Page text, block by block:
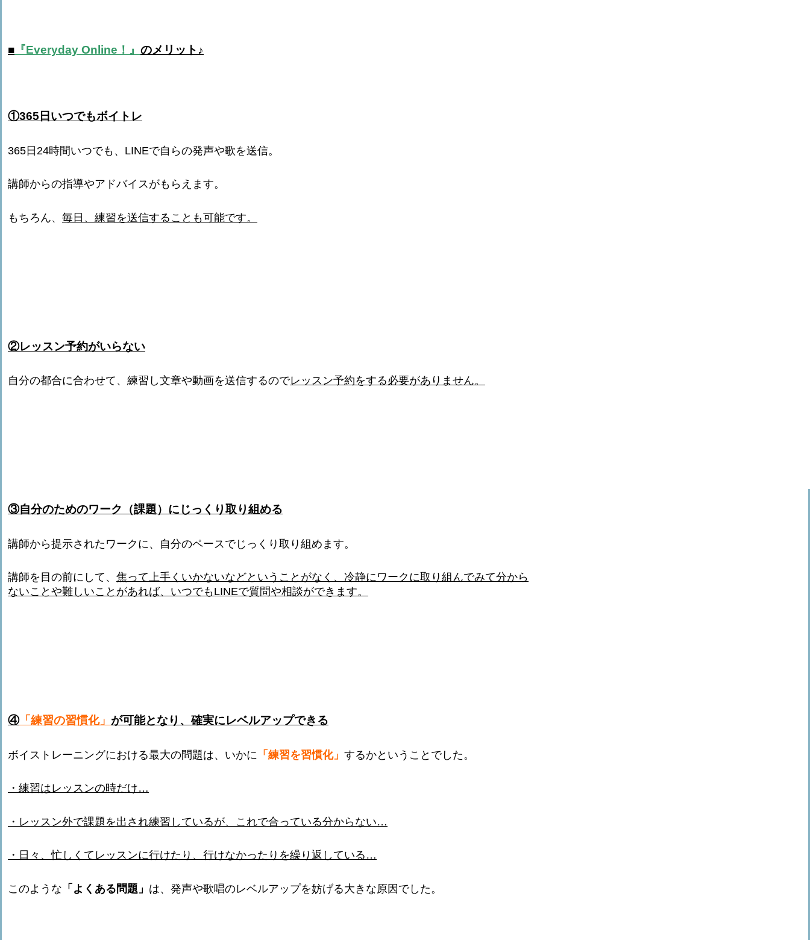
■ 『Everyday Online！』 のメリット♪
①365日いつでもボイトレ
365日24時間いつでも、LINEで自らの発声や歌を送信。
講師からの指導やアドバイスがもらえます。
もちろん、 毎日、練習を送信することも可能です。
②レッスン予約がいらない
自分の都合に合わせて、練習し文章や動画を送信するのでレッスン予約をする必要がありません。
③自分のためのワーク（課題）にじっくり取り組める
講師から提示されたワークに、自分のペースでじっくり取り組めます。
講師を目の前にして、 焦って上手くいかないなどということがなく、冷静にワークに取り組んでみて分から
ないことや難しいことがあれば、いつでもLINEで質問や相談ができます。
④「練習の習慣化」 が可能となり、確実にレベルアップできる
ボイストレーニングにおける最大の問題は、いかに 「練習を習慣化」 するかということでした。
・練習はレッスンの時だけ…
・レッスン外で課題を出され練習しているが、これで合っている分からない…
・日々、忙しくてレッスンに行けたり、行けなかったりを繰り返している…
このような 「よくある問題」 は、発声や歌唱のレベルアップを妨げる大きな原因でした。